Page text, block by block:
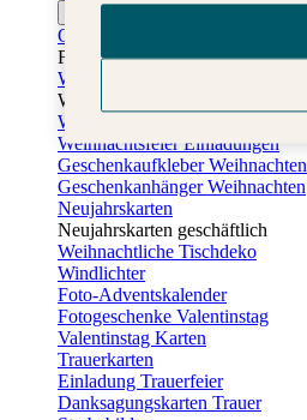
Ostern
Osterkarten
Fotogeschenke zu Ostern
Weihnachtskarten
Weihnachtskarten selbst gestalten
Weihnachtskarten geschäftlich
Weihnachtsfeier Einladungen
Geschenkaufkleber Weihnachten
Geschenkanhänger Weihnachten
Neujahrskarten
Neujahrskarten geschäftlich
Weihnachtliche Tischdeko
Windlichter
Foto-Adventskalender
Fotogeschenke Valentinstag
Valentinstag Karten
Trauerkarten
Einladung Trauerfeier
Danksagungskarten Trauer